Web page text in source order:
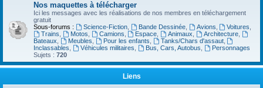
Nos maquettes à télécharger
Ici les messages avec les réalisations de nos membres en téléchargement
gratuit
Sous-forums :
Science-Fiction, Bande Dessinée, Avions Voitures
Trains
Motos Camions Espace Animaux Architecture
Bateaux
Meubles Pour les enfants Tanks/Chars d'assaut,
Inclassables
Véhicules militaires Bus, Cars, Autobus
Personnages
Sujets : 720
Liens